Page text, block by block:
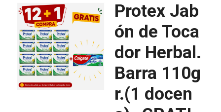
Protex Jab
ón de Toca
dor Herbal.
Barra 110g
r.(1 docen